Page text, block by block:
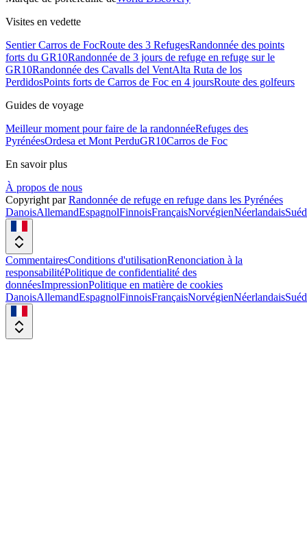
Visites en vedette
Sentier Carros de FocRoute des 3 RefugesRandonnée des points
forts du GR10Randonnée de 3 jours de refuge en refuge sur le
GR10Randonnée des Cavalls del VentAlta Ruta de los
PerdidosPoints forts de Carros de Foc en 4 joursRoute des golfeurs
Guides de voyage
Meilleur moment pour faire de la randonnéeRefuges des
PyrénéesOrdesa et Mont PerduGR10Carros de Foc
En savoir plus
À propos de nous
Copyright par Randonnée de refuge en refuge dans les Pyrénées
DanoisAllemandEspagnolFinnoisFrançaisNorvégienNéerlandais
CommentairesConditions d'utilisationRenonciation à la
responsabilitéPolitique de confidentialité des
donnéesImpressionPolitique en matière de cookies
DanoisAllemandEspagnolFinnoisFrançaisNorvégienNéerlandais